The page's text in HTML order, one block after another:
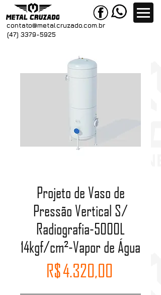
contato@metalcruzado.com.br
(47) 3379-5925
Projeto de Vaso de
Pressão Vertical S/
Radiografia-5000L
14kgf/cm²-Vapor de Água
R$ 4.320,00